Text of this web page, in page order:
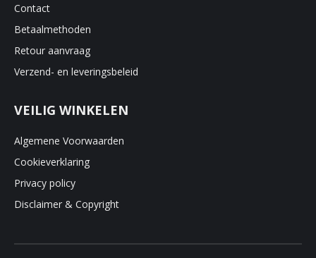
Contact
Betaalmethoden
Retour aanvraag
Verzend- en leveringsbeleid
VEILIG WINKELEN
Algemene Voorwaarden
Cookieverklaring
Privacy policy
Disclaimer & Copyright